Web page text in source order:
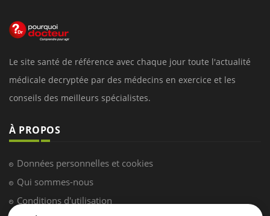
Le site santé de référence avec chaque jour toute l'actualité
médicale decryptée par des médecins en exercice et les
conseils des meilleurs spécialistes.
À PROPOS
Données personnelles et cookies
Qui sommes-nous
Conditions d'utilisation